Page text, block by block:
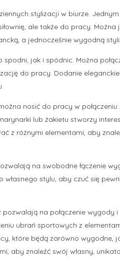
stylizacji w biurze. Jednym
ale także do pracy. Można
a jednocześnie wygodną
jak i spódnic. Można
do pracy. Dodanie
nosić do pracy w połączeniu
lub żakietu stworzy
z różnymi elementami, aby
na swobodne łączenie
stylu, aby czuć się
na połączenie wygody i
ubrań sportowych z
które będą zarówno wygodne,
aby znaleźć swój własny,